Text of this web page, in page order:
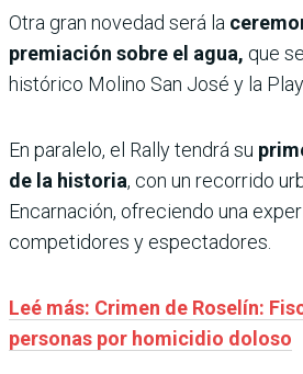
Otra gran novedad será la
premiación sobre el agua, que
histórico Molino San José y la
En paralelo, el Rally tendrá su
de la historia, con un recorrido
Encarnación, ofreciendo una
competidores y espectadores.
Leé más: Crimen de Roselín:
personas por homicidio doloso